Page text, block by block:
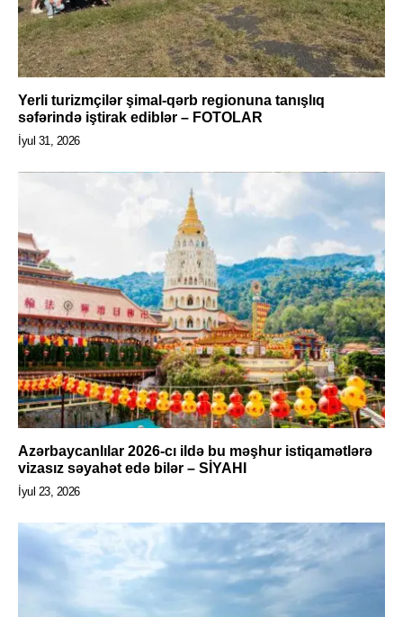
Yerli turizmçilər şimal-qərb regionuna tanışlıq
səfərində iştirak ediblər – FOTOLAR
İyul 31, 2026
Azərbaycanlılar 2026-cı ildə bu məşhur istiqamətlərə
vizasız səyahət edə bilər – SİYAHI
İyul 23, 2026